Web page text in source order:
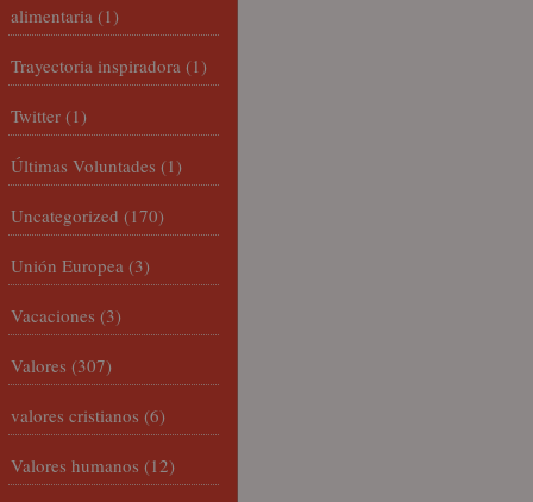
alimentaria (1)
Trayectoria inspiradora (1)
Twitter (1)
Últimas Voluntades (1)
Uncategorized (170)
Unión Europea (3)
Vacaciones (3)
Valores (307)
valores cristianos (6)
Valores humanos (12)